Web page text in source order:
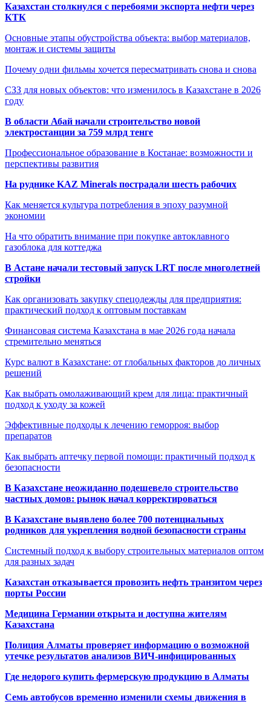
Казахстан столкнулся с перебоями экспорта нефти через
КТК
Основные этапы обустройства объекта: выбор материалов,
монтаж и системы защиты
Почему одни фильмы хочется пересматривать снова и снова
СЗЗ для новых объектов: что изменилось в Казахстане в 2026
году
В области Абай начали строительство новой
электростанции за 759 млрд тенге
Профессиональное образование в Костанае: возможности и
перспективы развития
На руднике KAZ Minerals пострадали шесть рабочих
Как меняется культура потребления в эпоху разумной
экономии
На что обратить внимание при покупке автоклавного
газоблока для коттеджа
В Астане начали тестовый запуск LRT после многолетней
стройки
Как организовать закупку спецодежды для предприятия:
практический подход к оптовым поставкам
Финансовая система Казахстана в мае 2026 года начала
стремительно меняться
Курс валют в Казахстане: от глобальных факторов до личных
решений
Как выбрать омолаживающий крем для лица: практичный
подход к уходу за кожей
Эффективные подходы к лечению геморроя: выбор
препаратов
Как выбрать аптечку первой помощи: практичный подход к
безопасности
В Казахстане неожиданно подешевело строительство
частных домов: рынок начал корректироваться
В Казахстане выявлено более 700 потенциальных
родников для укрепления водной безопасности страны
Системный подход к выбору строительных материалов оптом
для разных задач
Казахстан отказывается провозить нефть транзитом через
порты России
Медицина Германии открыта и доступна жителям
Казахстана
Полиция Алматы проверяет информацию о возможной
утечке результатов анализов ВИЧ-инфицированных
Где недорого купить фермерскую продукцию в Алматы
Семь автобусов временно изменили схемы движения в